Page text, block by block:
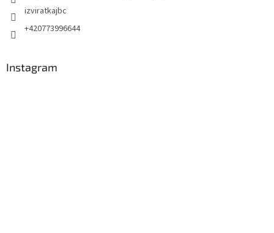
izviratkajbc
+420773996644
Instagram